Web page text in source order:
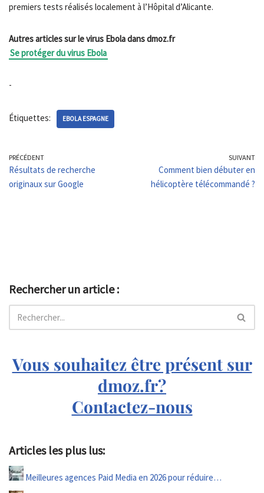
premiers tests réalisés localement à l’Hôpital d’Alicante.
Autres articles sur le virus Ebola dans dmoz.fr
Se protéger du virus Ebola
-
Étiquettes: EBOLA ESPAGNE
PRÉCÉDENT
Résultats de recherche
originaux sur Google
SUIVANT
Comment bien débuter en
hélicoptère télécommandé ?
Rechercher un article :
Vous souhaitez être présent sur
dmoz.fr?
Contactez-nous
Articles les plus lus:
Meilleures agences Paid Media en 2026 pour réduire…